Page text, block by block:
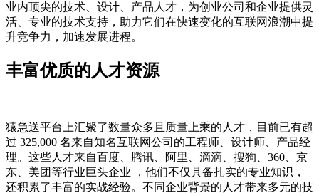
业内顶尖的技术、设计、产品人才，为创业公司和企业提供灵
活、专业的技术支持，助力它们在快速变化的互联网浪潮中提
升竞争力，加速发展进程。
丰富优质的人才资源
猿急送平台上汇聚了数量众多且质量上乘的人才，目前已有超
过 325,000 名来自知名互联网公司的工程师、设计师、产品经
理。这些人才来自百度、腾讯、阿里、滴滴、搜狗、360、京
东、美团等行业巨头企业 ，他们不仅具备扎实的专业知识，
还积累了丰富的实战经验。不同企业背景的人才带来多元的技